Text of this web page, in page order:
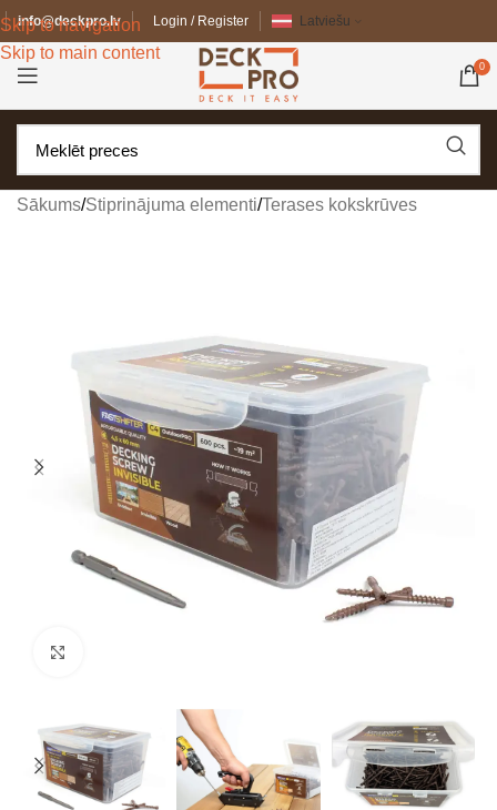
Skip to navigation
Skip to main content
info@deckpro.lv Login / Register Latviešu
0
Sākums/Stiprinājuma elementi/Terases kokskrūves